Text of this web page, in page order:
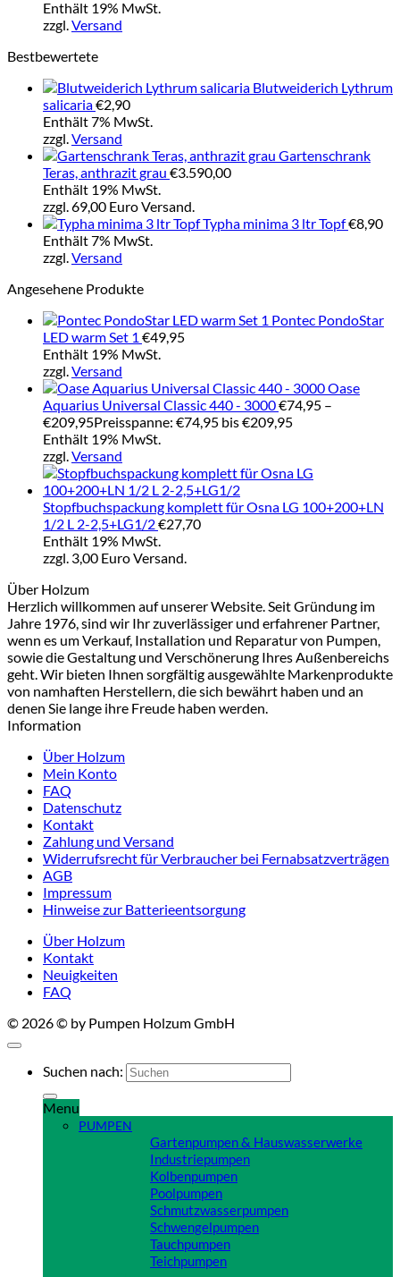
Enthält 19% MwSt.
zzgl.Versand
Bestbewertete
Blutweiderich Lythrum
salicaria€2,90
Enthält 7% MwSt.
zzgl.Versand
Gartenschrank
Teras, anthrazit grau €3.590,00
Enthält 19% MwSt.
zzgl. 69,00 Euro Versand.
Typha minima 3 ltr Topf€8,90
Enthält 7% MwSt.
zzgl.Versand
Angesehene Produkte
Pontec PondoStar
LED warm Set 1 €49,95
Enthält 19% MwSt.
zzgl.Versand
Oase
Aquarius Universal Classic 440 - 3000€74,95 –
€209,95Preisspanne: €74,95 bis €209,95
Enthält 19% MwSt.
zzgl.Versand
Stopfbuchspackung komplett für Osna LG 100+200+LN
1/2 L 2-2,5+LG1/2€27,70
Enthält 19% MwSt.
zzgl. 3,00 Euro Versand.
Über Holzum
Herzlich willkommen auf unserer Website. Seit Gründung im
Jahre 1976, sind wir Ihr zuverlässiger und erfahrener Partner,
wenn es um Verkauf, Installation und Reparatur von Pumpen,
sowie die Gestaltung und Verschönerung Ihres Außenbereichs
geht. Wir bieten Ihnen sorgfältig ausgewählte Markenprodukte
von namhaften Herstellern, die sich bewährt haben und an
denen Sie lange ihre Freude haben werden.
Information
Über Holzum
Mein Konto
FAQ
Datenschutz
Kontakt
Zahlung und Versand
Widerrufsrecht für Verbraucher bei Fernabsatzverträgen
AGB
Impressum
Hinweise zur Batterieentsorgung
Über Holzum
Kontakt
Neuigkeiten
FAQ
© 2026 © by Pumpen Holzum GmbH
Suchen nach:
Menu
PUMPEN
Gartenpumpen & Hauswasserwerke
Industriepumpen
Kolbenpumpen
Poolpumpen
Schmutzwasserpumpen
Schwengelpumpen
Tauchpumpen
Teichpumpen